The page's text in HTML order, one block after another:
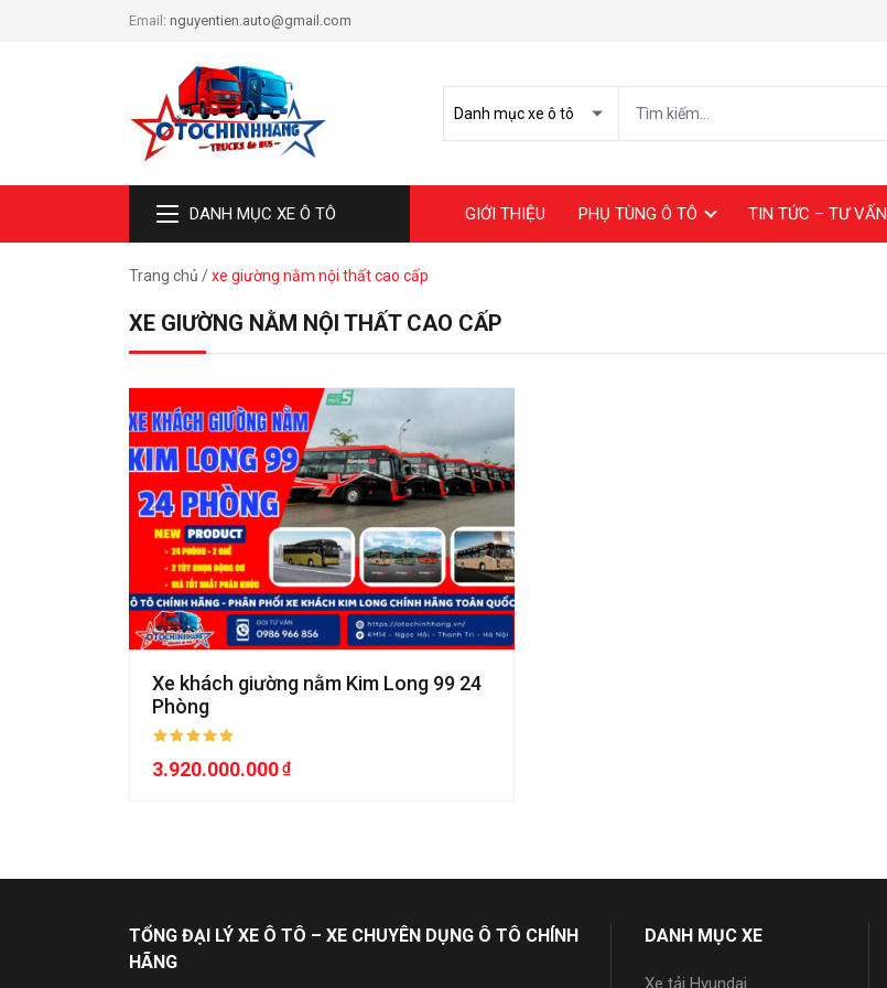
Email: nguyentien.auto@gmail.com
DANH MỤC XE Ô TÔ GIỚI THIỆU PHỤ TÙNG Ô TÔ TIN TỨC – TƯ VẤN
Trang chủ /xe giường nằm nội thất cao cấp
XE GIƯỜNG NẰM NỘI THẤT CAO CẤP
Xe khách giường nằm Kim Long 99 24
Phòng
3.920.000.000
TỔNG ĐẠI LÝ XE Ô TÔ – XE CHUYÊN DỤNG Ô TÔ CHÍNH
HÃNG
DANH MỤC XE
Xe tải Hyundai